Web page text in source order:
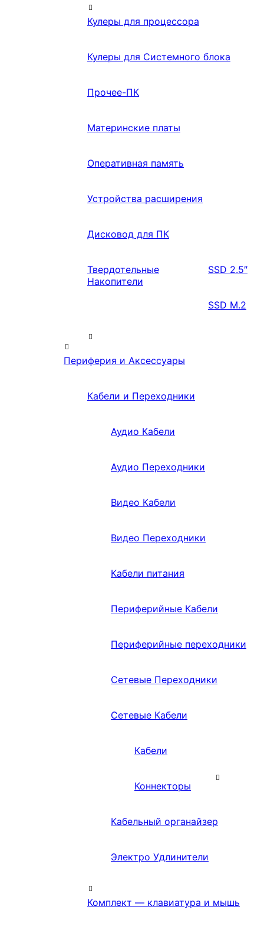
Кулеры для процессора
Кулеры для Системного блока
Прочее-ПК
Материнские платы
Оперативная память
Устройства расширения
Дисковод для ПК
Твердотельные
Накопители
SSD 2.5″
SSD M.2
Периферия и Аксессуары
Кабели и Переходники
Аудио Кабели
Аудио Переходники
Видео Кабели
Видео Переходники
Кабели питания
Периферийные Кабели
Периферийные переходники
Сетевые Переходники
Сетевые Кабели
Кабели
Коннекторы
Кабельный органайзер
Электро Удлинители
Комплект — клавиатура и мышь